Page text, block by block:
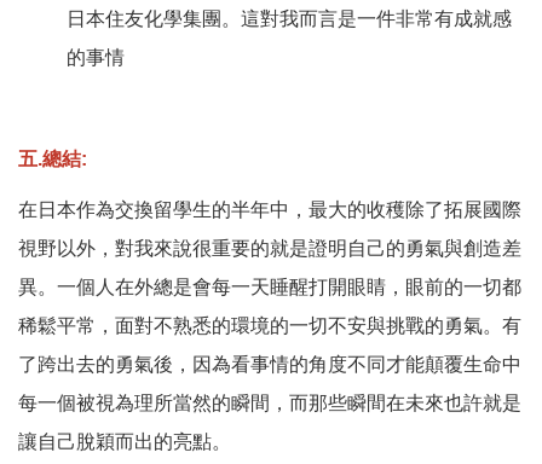
日本住友化學集團。這對我而言是一件非常有成就感
的事情
五.總結:
在日本作為交換留學生的半年中，最大的收穫除了拓展國際
視野以外，對我來說很重要的就是證明自己的勇氣與創造差
異。一個人在外總是會每一天睡醒打開眼睛，眼前的一切都
稀鬆平常，面對不熟悉的環境的一切不安與挑戰的勇氣。有
了跨出去的勇氣後，因為看事情的角度不同才能顛覆生命中
每一個被視為理所當然的瞬間，而那些瞬間在未來也許就是
讓自己脫穎而出的亮點。